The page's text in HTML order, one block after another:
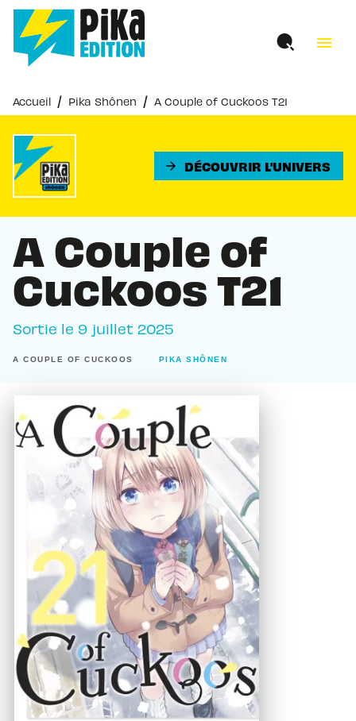
MENU RECHERCHE
PIED DE PAGE
menu
Accueil / Pika Shônen / A Couple of Cuckoos T21
arrow_forward DÉCOUVRIR L'UNIVERS
A Couple of
Cuckoos T21
Sortie le 9 juillet 2025
A COUPLE OF CUCKOOS PIKA SHÔNEN